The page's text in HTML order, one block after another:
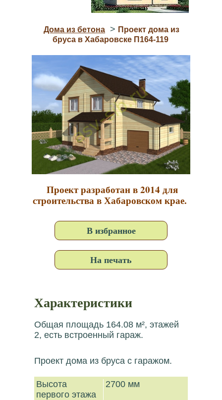
Дома из бетона > Проект дома из
бруса в Хабаровске П164-119
Проект разработан в 2014 для
строительства в Хабаровском крае.
В избранное
На печать
Характеристики
Общая площадь 164.08 м², этажей
2, есть встроенный гараж.
Проект дома из бруса с гаражом.
Высота
первого этажа
2700 мм